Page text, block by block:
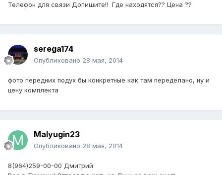
Телефон для связи Допишите!! Где находятся?? Цена ??
serega174
Опубликовано 28 мая, 2014
фото передних подух бы конкретные как там переделано, ну и
цену комплекта
Malyugin23
Опубликовано 28 мая, 2014
8(964)259-00-00 Дмитрий